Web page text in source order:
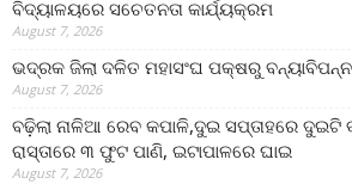
ବିଦ୍ୟାଳୟରେ ସଚେତନତା କାର୍ଯ୍ୟକ୍ରମ
August 7, 2026
ଭଦ୍ରକ ଜିଲା ଦଳିତ ମହାସଂଘ ପକ୍ଷରୁ
August 7, 2026
ବଢ଼ିଲା ନାଳିଆ ରେବ କପାଳି,ଦୁଇ ସପ୍ତାହରେ ଦୁଇଟି
ରାସ୍ତାରେ ୩ ଫୁଟ ପାଣି, ଇଟାପାଳରେ ଘାଇ
August 7, 2026